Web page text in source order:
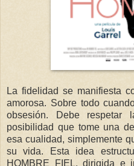
La fidelidad se manifiesta
amorosa. Sobre todo
obsesión. Debe
posibilidad que tome una
esa cualidad, simplemente
su vida. Esta idea
HOMBRE FIEL, dirigida e